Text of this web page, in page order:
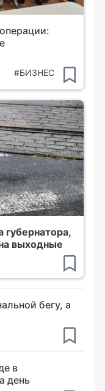
#БИЗНЕС
губернатора,
выходные
бегу, а
в
день